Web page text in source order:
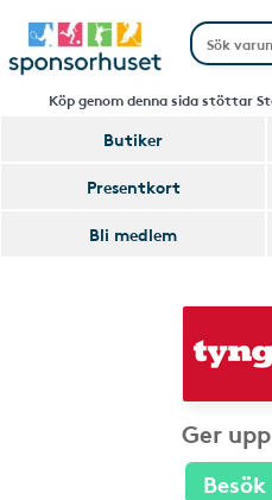
Köp genom denna sida stöttar
Butiker
Presentkort
Bli medlem
Ger